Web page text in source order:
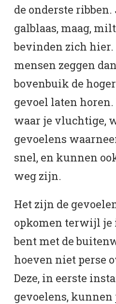
de onderste ribben.
galblaas, maag,
bevinden zich hier.
mensen zeggen
bovenbuik de
gevoel laten
waar je vluchtige,
gevoelens
snel, en kunnen
weg zijn.
Het zijn de
opkomen terwijl
bent met de
hoeven niet perse
Deze, in eerste
gevoelens,